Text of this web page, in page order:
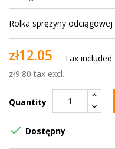
Rolka sprężyny
zł12.05
zł9.80 tax excl.
Tax included
Quantity
 Dostępny